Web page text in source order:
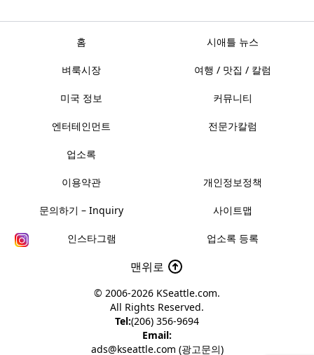
홈 시애틀 뉴스
벼룩시장 여행 / 맛집 / 칼럼
미국 정보 커뮤니티
엔터테인먼트 전문가칼럼
업소록
이용약관 개인정보정책
문의하기 – Inquiry 사이트맵
인스타그램 업소록 등록
맨위로
© 2006-2026 KSeattle.com.
All Rights Reserved.
Tel:(206) 356-9694
Email:
ads@kseattle.com (광고문의)